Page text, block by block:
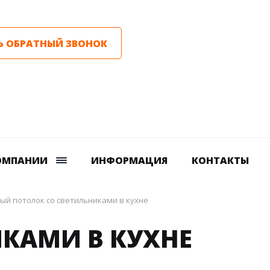
ОБРАТНЫЙ ЗВОНОК
ИНФОРМАЦИЯ КОНТАКТЫ
потолок со светильниками в кухне
В КУХНЕ